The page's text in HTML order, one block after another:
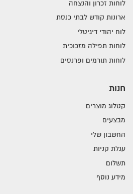
לוחות זכרון והנצחה
ארונות קודש לבתי כנסת
לוח יהודי דיגיטלי
לוחות תפילה מזכוכית
לוחות תורמים ופרנסים
חנות
קטלוג מוצרים
מבצעים
החשבון שלי
עגלת קניות
תשלום
מידע נוסף